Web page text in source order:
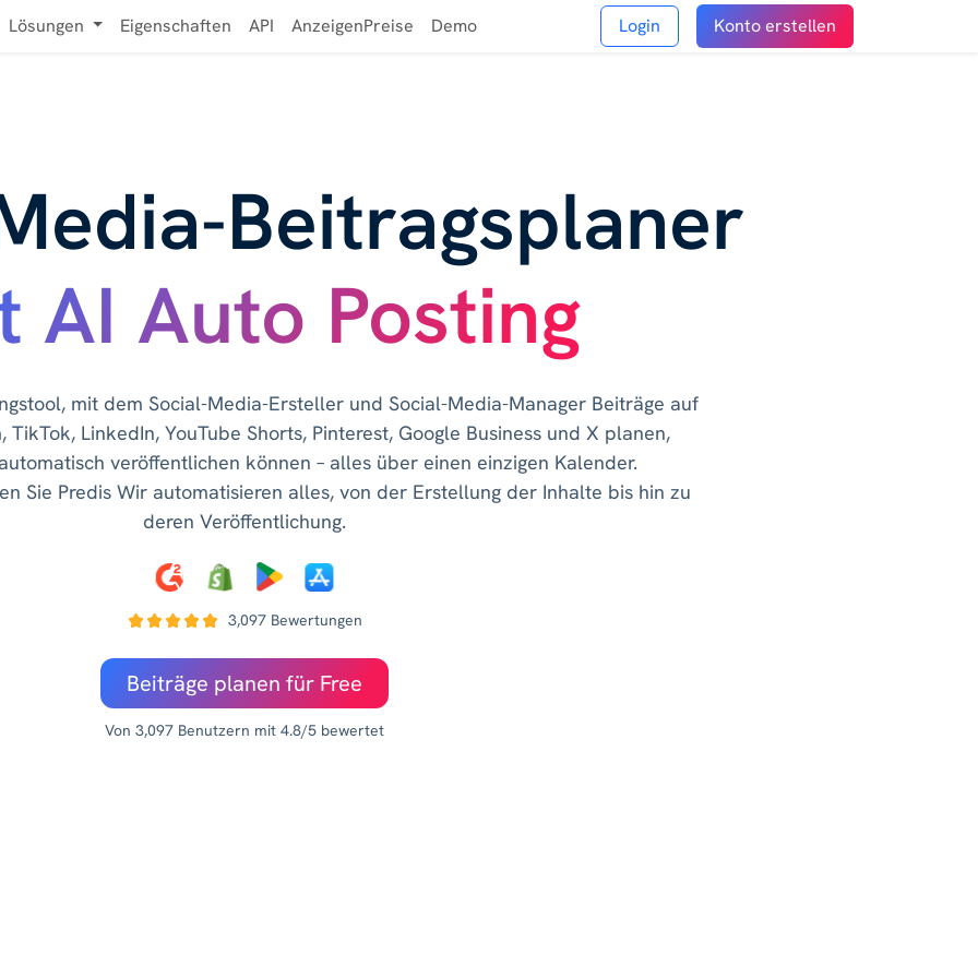
Lösungen Eigenschaften API AnzeigenPreise Demo Login Konto erstellen
Beitragsplaner
AI Auto Posting
mit dem Social-Media-Ersteller und Social-Media-Manager Beiträge auf
TikTok, LinkedIn, YouTube Shorts, Pinterest, Google Business und X planen,
veröffentlichen können – alles über einen einzigen Kalender.
Sie Predis Wir automatisieren alles, von der Erstellung der Inhalte bis hin zu
deren Veröffentlichung.
3,097 Bewertungen
Beiträge planen für Free
Von 3,097 Benutzern mit 4.8/5 bewertet